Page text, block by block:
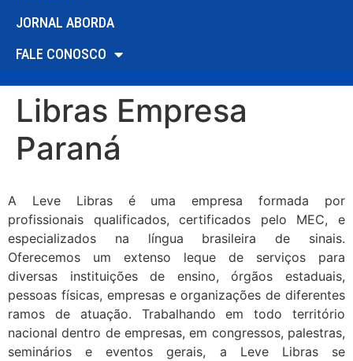
JORNAL ABORDA
FALE CONOSCO
Libras Empresa
Paraná
A Leve Libras é uma empresa formada por
profissionais qualificados, certificados pelo MEC, e
especializados na língua brasileira de sinais.
Oferecemos um extenso leque de serviços para
diversas instituições de ensino, órgãos estaduais,
pessoas físicas, empresas e organizações de diferentes
ramos de atuação. Trabalhando em todo território
nacional dentro de empresas, em congressos, palestras,
seminários e eventos gerais, a Leve Libras se